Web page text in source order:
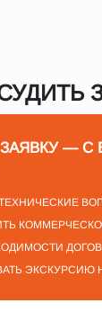
ЗАЯВКУ —
ЭКСКУРСИЮ